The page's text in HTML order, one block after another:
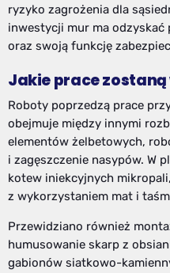
ryzyko zagrożenia dla
inwestycji mur ma odzyskać
oraz swoją funkcję
Jakie prace
Roboty poprzedzą prace
obejmuje między innymi
elementów żelbetowych,
i zagęszczenie nasypów. W
kotew iniekcyjnych
z wykorzystaniem mat i
Przewidziano również
humusowanie skarp z
gabionów siatkowo-